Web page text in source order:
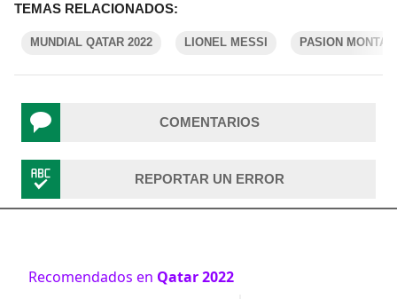
TEMAS RELACIONADOS:
MUNDIAL QATAR 2022 LIONEL MESSI PASION
COMENTARIOS
REPORTAR UN ERROR
Recomendados en Qatar 2022